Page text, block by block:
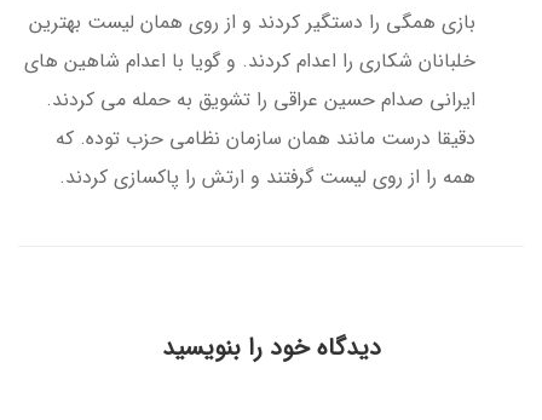
بازی همگی را دستگیر کردند و از روی همان لیست بهترین
خلبانان شکاری را اعدام کردند. و گویا با اعدام شاهین های
ایرانی صدام حسین عراقی را تشویق به حمله می کردند.
دقیقا درست مانند همان سازمان نظامی حزب توده. که
همه را از روی لیست گرفتند و ارتش را پاکسازی کردند.
دیدگاه خود را بنویسید